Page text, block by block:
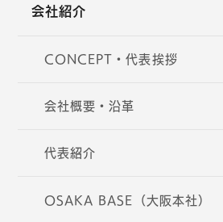
会社紹介
CONCEPT・代表挨拶
会社概要・沿革
代表紹介
OSAKA BASE（大阪本社）